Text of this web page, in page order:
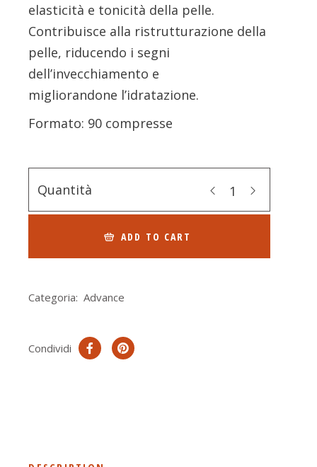
elasticità e tonicità della pelle.
Contribuisce alla ristrutturazione della
pelle, riducendo i segni
dell’invecchiamento e
migliorandone l’idratazione.
Formato: 90 compresse
Quantità
ADD TO CART
Categoria: Advance
Condividi